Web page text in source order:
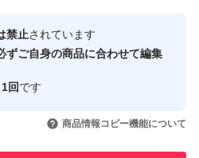
心・安全なユーザーです
引を完了させた実績があります
禁止されています
ずご自身の商品に合わせて編集
回です
商品情報コピー機能について